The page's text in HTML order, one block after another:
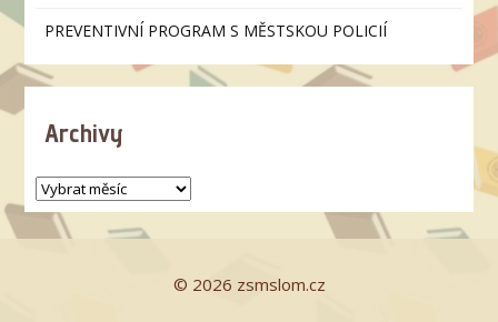
PREVENTIVNÍ PROGRAM S MĚSTSKOU POLICIÍ
Archivy
© 2026 zsmslom.cz